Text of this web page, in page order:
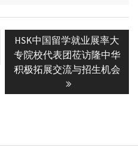
Next
post:
HSK中国留学就业展率大
专院校代表团莅访隆中华
积极拓展交流与招生机会